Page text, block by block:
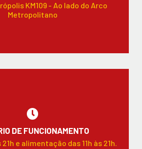
KM109 - Ao lado do Arco
Metropolitano
DE FUNCIONAMENTO
e alimentação das 11h às 21h.